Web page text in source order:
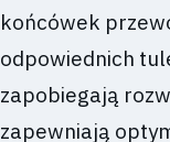
końcówek
odpowiednich
zapobiegają
zapewniają